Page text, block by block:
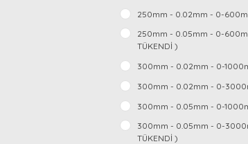
250mm - 0.02mm - 0-
250mm - 0.05mm - 0-
TÜKENDİ )
300mm - 0.02mm - 0-
300mm - 0.02mm - 0-
300mm - 0.05mm - 0-
300mm - 0.05mm - 0-
TÜKENDİ )